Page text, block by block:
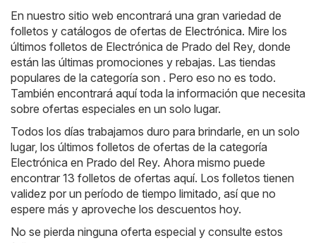
En nuestro sitio web encontrará una gran variedad de
folletos y catálogos de ofertas de Electrónica. Mire los
últimos folletos de Electrónica de Prado del Rey, donde
están las últimas promociones y rebajas. Las tiendas
populares de la categoría son . Pero eso no es todo.
También encontrará aquí toda la información que necesita
sobre ofertas especiales en un solo lugar.
Todos los días trabajamos duro para brindarle, en un solo
lugar, los últimos folletos de ofertas de la categoría
Electrónica en Prado del Rey. Ahora mismo puede
encontrar 13 folletos de ofertas aquí. Los folletos tienen
validez por un período de tiempo limitado, así que no
espere más y aproveche los descuentos hoy.
No se pierda ninguna oferta especial y consulte estos